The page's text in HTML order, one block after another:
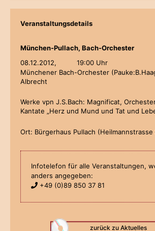
Veranstaltungsdetails
München-Pullach, Bach-Orchester
08.12.2012,
19:00 Uhr
Münchener Bach-Orchester
Albrecht
Werke vpn J.S.Bach: Magnificat,
Kantate „Herz und Mund und Tat und
Ort: Bürgerhaus Pullach (Heilmannstrasse
Infotelefon für alle Veranstaltungen,
anders angegeben:
+49 (0)89 850 37 81
zurück zu Aktuelles